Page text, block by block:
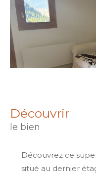
découvrir
le bien
Découvrez ce
situé au dernier